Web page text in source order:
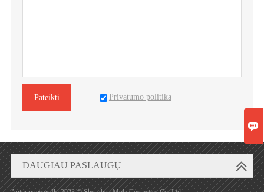
Pateikti Privatumo politika
DAUGIAU PASLAUGŲ
